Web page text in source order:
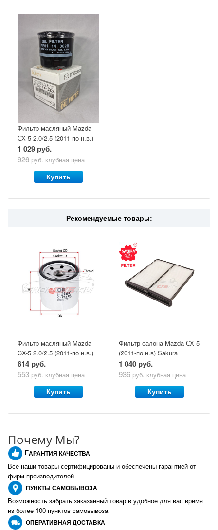
Фильтр масляный Mazda
СХ-5 2.0/2.5 (2011-по н.в.)
1 029 руб.
926 руб. клубная цена
Купить
Рекомендуемые товары:
Фильтр масляный Mazda
CX-5 2.0/2.5 (2011-по н.в.)
Sakura
614 руб.
553 руб. клубная цена
Купить
Фильтр салона Mazda СХ-5
(2011-по н.в) Sakura
1 040 руб.
936 руб. клубная цена
Купить
Почему Мы?
ГАРАНТИЯ КАЧЕСТВА
Все наши товары сертифицированы и обеспечены гарантией от
фирм-производителей
ПУНКТЫ САМОВЫВОЗА
Возможность забрать заказанный товар в удобное для вас время
из более 100 пунктов самовывоза
ОПЕРАТИВНАЯ ДОСТАВКА